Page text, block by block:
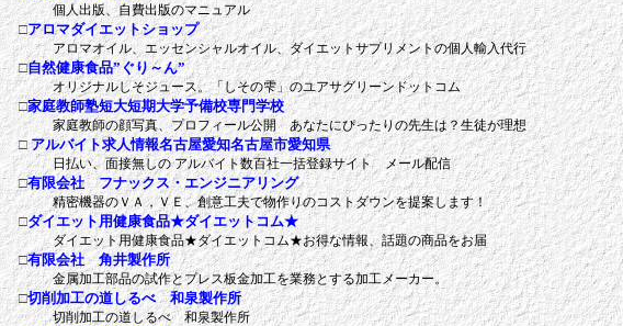
個人出版、自費出版のマニュアル
□アロマダイエットショップ
アロマオイル、エッセンシャルオイル、ダイエットサプリメントの個人輸入代行
□自然健康食品”ぐり～ん”
オリジナルしそジュース。「しその雫」のユアサグリーンドットコム
□家庭教師塾短大短期大学予備校専門学校
家庭教師の顔写真、プロフィール公開 あなたにぴったりの先生は？生徒が理想
□アルバイト求人情報名古屋愛知名古屋市愛知県
日払い、面接無しの アルバイト数百社一括登録サイト メール配信
□有限会社 フナックス・エンジニアリング
精密機器のＶＡ，ＶＥ、創意工夫で物作りのコストダウンを提案します！
□ダイエット用健康食品★ダイエットコム★
ダイエット用健康食品★ダイエットコム★お得な情報、話題の商品をお届
□有限会社 角井製作所
金属加工部品の試作とプレス板金加工を業務とする加工メーカー。
□切削加工の道しるべ 和泉製作所
切削加工の道しるべ 和泉製作所